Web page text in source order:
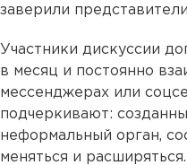
заверили
Участники дискуссии
в месяц и постоянно
мессенджерах или
подчеркивают:
неформальный орган,
меняться и расширяться.